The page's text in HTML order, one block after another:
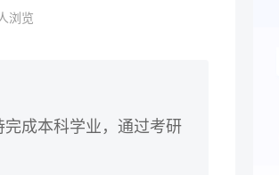
人浏览
成本科学业，通过考研